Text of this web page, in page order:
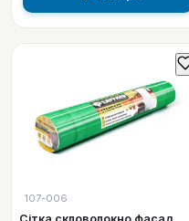
107-006